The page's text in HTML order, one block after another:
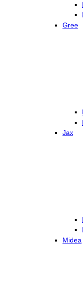
Gree
Jax
Midea